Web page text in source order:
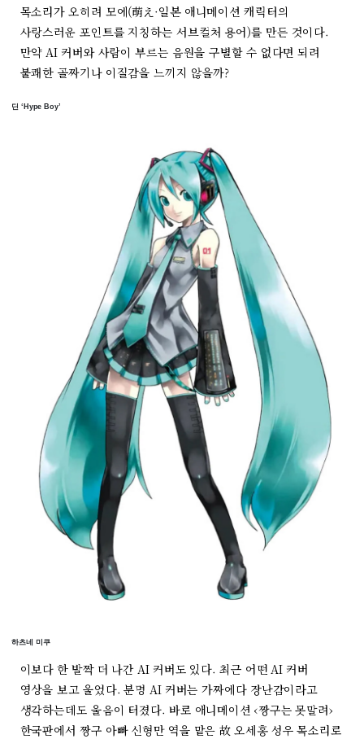
목소리가 오히려 모에(萌え·일본 애니메이션 캐릭터의
사랑스러운 포인트를 지칭하는 서브컬처 용어)를 만든 것이다.
만약 AI 커버와 사람이 부르는 음원을 구별할 수 없다면 되려
불쾌한 골짜기나 이질감을 느끼지 않을까?
딘 ‘Hype Boy’
하츠네 미쿠
이보다 한 발짝 더 나간 AI 커버도 있다. 최근 어떤 AI 커버
영상을 보고 울었다. 분명 AI 커버는 가짜에다 장난감이라고
생각하는데도 울음이 터졌다. 바로 애니메이션 ‹짱구는 못말려›
한국판에서 짱구 아빠 신형만 역을 맡은 故 오세홍 성우 목소리로